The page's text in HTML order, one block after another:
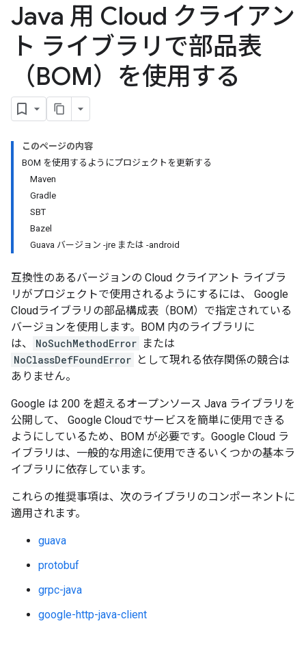
Java 用 Cloud クライアン
ト ライブラリで部品表
（BOM）を使用する
このページの内容
BOM を使用するようにプロジェクトを更新する
Maven
Gradle
SBT
Bazel
Guava バージョン -jre または -android
互換性のあるバージョンの Cloud クライアント ライブラ
リがプロジェクトで使用されるようにするには、 Google
Cloudライブラリの部品構成表（BOM）で指定されている
バージョンを使用します。BOM 内のライブラリに
は、
NoSuchMethodError または
NoClassDefFoundError として現れる依存関係の競合は
ありません。
Google は 200 を超えるオープンソース Java ライブラリを
公開して、 Google Cloudでサービスを簡単に使用できる
ようにしているため、BOM が必要です。Google Cloud ラ
イブラリは、一般的な用途に使用できるいくつかの基本ラ
イブラリに依存しています。
これらの推奨事項は、次のライブラリのコンポーネントに
適用されます。
guava
protobuf
grpc-java
google-http-java-client